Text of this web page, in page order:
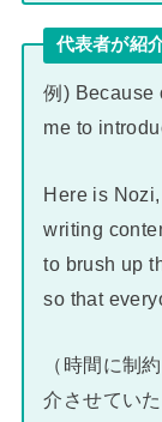
代表者が紹
例) Because
me to
Here is
writing
to brush up
so that
（時間に制
介させてい